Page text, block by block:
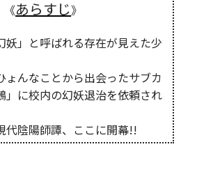
《あらすじ》
妖」と呼ばれる存在が見えた少
ょんなことから出会ったサブカ
」に校内の幻妖退治を依頼され
代陰陽師譚、ここに開幕!!